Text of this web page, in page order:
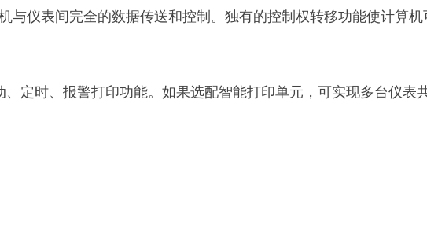
与仪表间完全的数据传送和控制。独有的控制权转移功能使计算
定时、报警打印功能。如果选配智能打印单元，可实现多台仪表